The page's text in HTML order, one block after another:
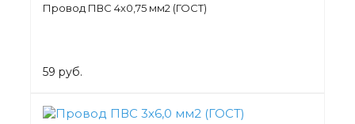
Провод ПВС 4х0,75 мм2 (ГОСТ)
59 руб.